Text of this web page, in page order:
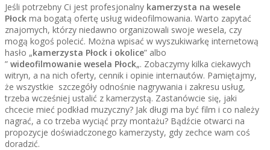
Jeśli potrzebny Ci jest profesjonalny kamerzysta na wesele
Płock ma bogatą ofertę usług wideofilmowania. Warto zapytać
znajomych, którzy niedawno organizowali swoje wesela, czy
mogą kogoś polecić. Można wpisać w wyszukiwarkę internetową
hasło „kamerzysta Płock i okolice” albo
” wideofilmowanie wesela Płock„. Zobaczymy kilka ciekawych
witryn, a na nich oferty, cennik i opinie internautów. Pamiętajmy,
że wszystkie szczegóły odnośnie nagrywania i zakresu usług,
trzeba wcześniej ustalić z kamerzystą. Zastanówcie się, jaki
chcecie mieć podkład muzyczny? Jak długi ma być film i co należy
nagrać, a co trzeba wyciąć przy montażu? Bądźcie otwarci na
propozycje doświadczonego kamerzysty, gdy zechce wam coś
doradzić.